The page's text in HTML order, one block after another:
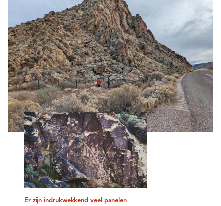
Er zijn indrukwekkend veel panelen